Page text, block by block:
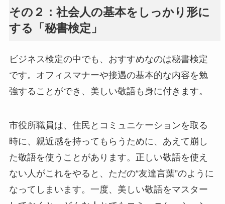
その２：社会人の基本をしっかり形に
する「秘書検定」
ビジネス検定の中でも、おすすめなのは秘書検定
です。オフィスマナーや接遇の基本的な内容を勉
強することができ、美しい敬語も身に付きます。
市役所職員は、住民とコミュニケーションを取る
時に、親近感を持ってもらうために、あえて崩し
た敬語を使うことがあります。正しい敬語を使え
ない人がこれをやると、ただの“友達言葉”のように
なってしまいます。一度、美しい敬語をマスター